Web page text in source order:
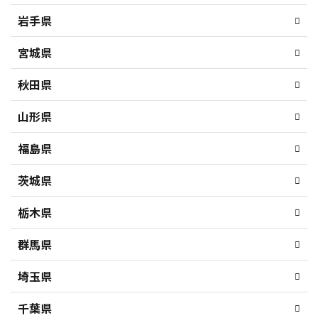
岩手県
宮城県
秋田県
山形県
福島県
茨城県
栃木県
群馬県
埼玉県
千葉県